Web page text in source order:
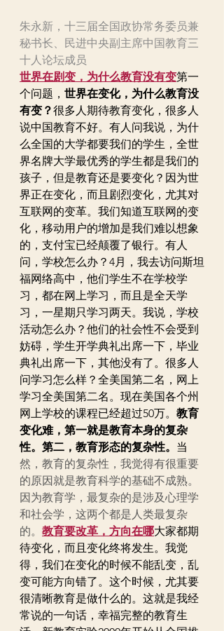
朱永新，十三届全国政协常务委员兼
秘书长、民进中央副主席中国教育三
十人论坛成员
世界在剧变，为什么教育没有变第一
个问题， 世界在变化，为什么教育没
有变？很多人期待教育变化，很多人
说中国教育不好。有人问我说，为什
么全国的大学都要我们的学生，全世
界名牌大学最优秀的学生都是我们的
孩子，但是教育还是要变化？因为世
界正在变化，而且剧烈变化，尤其对
互联网的变革。我们知道互联网的变
化，移动用户的增加是我们难以想象
的，支付宝已经颠覆了银行。有人
问，学校怎么办？4月，我去访问斯坦
福网络高中，他们学生不在学校学
习，都在网上学习，而且是全天学
习，一星期只学习两天。我说，学校
活动怎么办？他们的社会性不会受到
妨碍，学生开学典礼出席一下，毕业
典礼出席一下，其他没有了。很多人
问学习怎么样？全美国第二名，网上
学习全美国第二名。现在美国各个州
网上学校的课程已经超过50万。 教育
变化难，第一就是教育本身的复杂
性。第二，教育形态的复杂性。 当
然，教育的复杂性，我觉得有很重要
的原因就是教育科学的基础不成熟。
因为教育学，最复杂的是涉及心理学
和社会学，这两个都是人类最复杂
的。 教育要改革，方向在哪大家都期
待变化，而且变化终将发生。我觉
得，我们在变化的时候不能乱变，乱
变可能方向错了。这个时候，尤其要
很清晰教育是做什么的。这就是我经
常说的一句话，幸福完整的教育生